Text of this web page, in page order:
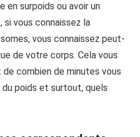
en surpoids ou avoir un
si vous connaissez la
vous connaissez peut-
de votre corps. Cela vous
combien de minutes vous
poids et surtout, quels